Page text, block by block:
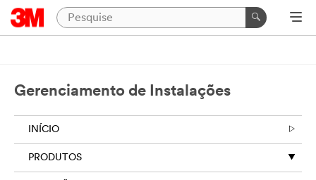
Gerenciamento de Instalações
INÍCIO
PRODUTOS